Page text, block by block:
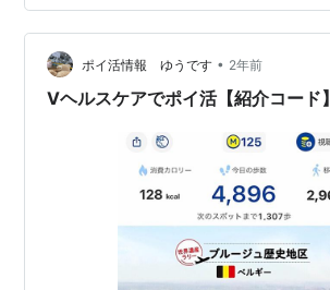
ANA X株式会社…
ポイ活情報 ゆうです • 2年前
Vヘルスケアでポイ活【紹介コード】